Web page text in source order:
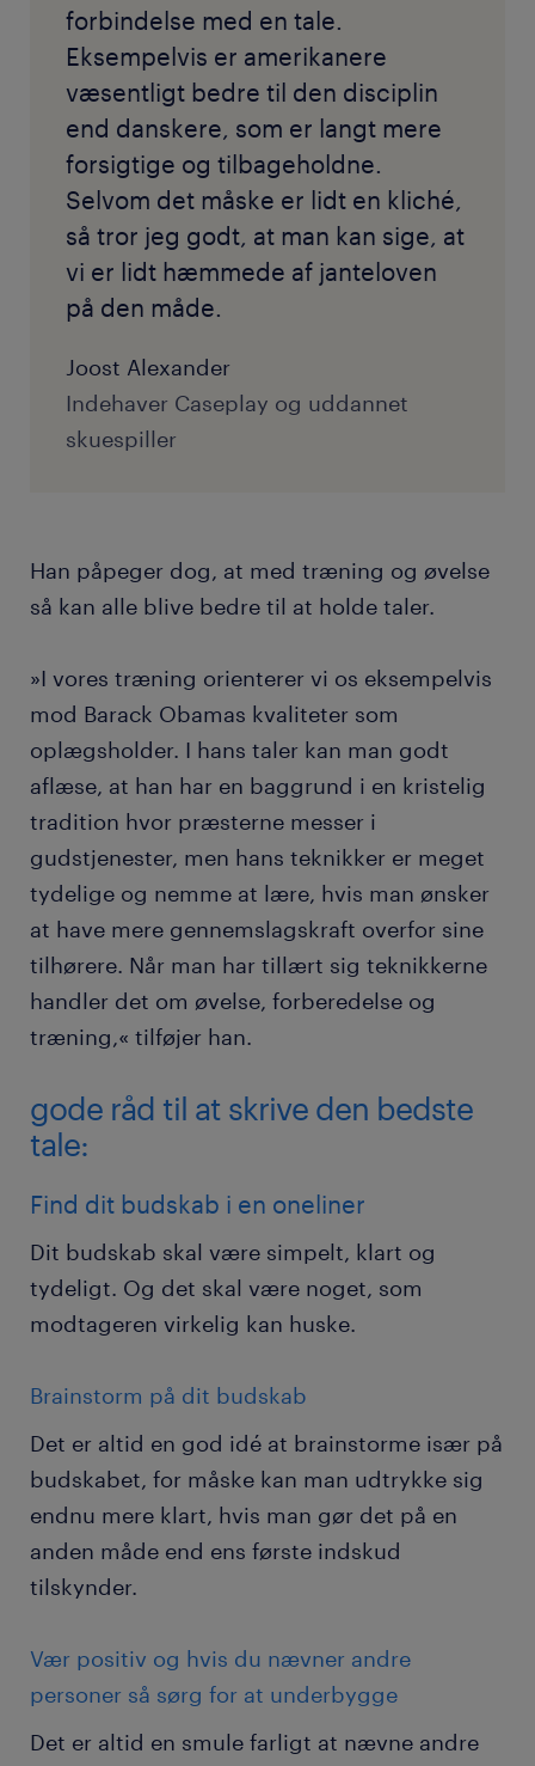
forbindelse med en tale.
Eksempelvis er amerikanere
væsentligt bedre til den disciplin
end danskere, som er langt mere
forsigtige og tilbageholdne.
Selvom det måske er lidt en kliché,
så tror jeg godt, at man kan sige, at
vi er lidt hæmmede af janteloven
på den måde.
Joost Alexander
Indehaver Caseplay og uddannet
skuespiller
Han påpeger dog, at med træning og øvelse
så kan alle blive bedre til at holde taler.
»I vores træning orienterer vi os eksempelvis
mod Barack Obamas kvaliteter som
oplægsholder. I hans taler kan man godt
aflæse, at han har en baggrund i en kristelig
tradition hvor præsterne messer i
gudstjenester, men hans teknikker er meget
tydelige og nemme at lære, hvis man ønsker
at have mere gennemslagskraft overfor sine
tilhørere. Når man har tillært sig teknikkerne
handler det om øvelse, forberedelse og
træning,« tilføjer han.
gode råd til at skrive den bedste
tale:
Find dit budskab i en oneliner
Dit budskab skal være simpelt, klart og
tydeligt. Og det skal være noget, som
modtageren virkelig kan huske.
Brainstorm på dit budskab
Det er altid en god idé at brainstorme især på
budskabet, for måske kan man udtrykke sig
endnu mere klart, hvis man gør det på en
anden måde end ens første indskud
tilskynder.
Vær positiv og hvis du nævner andre
personer så sørg for at underbygge
Det er altid en smule farligt at nævne andre